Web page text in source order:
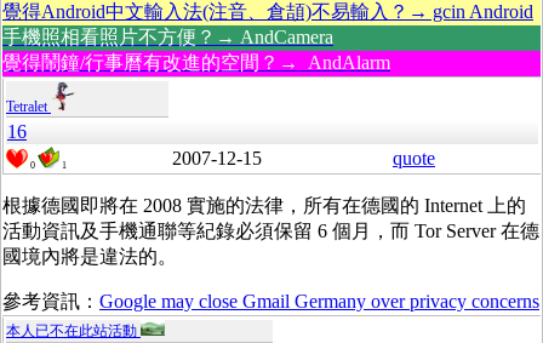
覺得Android中文輸入法(注音、倉頡)不易輸入？→ gcin Android
手機照相看照片不方便？→ AndCamera
覺得鬧鐘/行事曆有改進的空間？→ AndAlarm
Tetralet
16
0 1 2007-12-15 quote
根據德國即將在 2008 實施的法律，所有在德國的 Internet 上的
活動資訊及手機通聯等紀錄必須保留 6 個月，而 Tor Server 在德
國境內將是違法的。
參考資訊： Google may close Gmail Germany over privacy concerns
本人已不在此站活動